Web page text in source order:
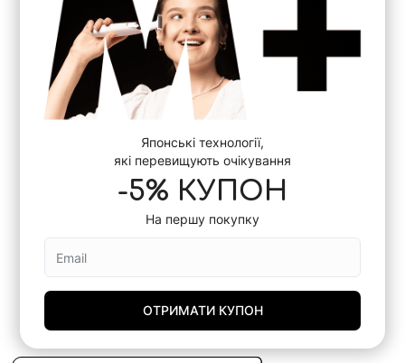
Японські технології,
які перевищують очікування
-5% КУПОН
На першу покупку
ОТРИМАТИ КУПОН